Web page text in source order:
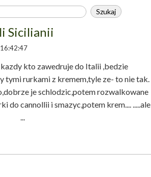
Sicilianii
kto zawedruje do Italii ,bedzie
tymi rurkami z kremem,tyle ze- to nie tak.
je schlodzic,potem rozwalkowane
do cannollii i smazyc,potem krem.... .....ale
...